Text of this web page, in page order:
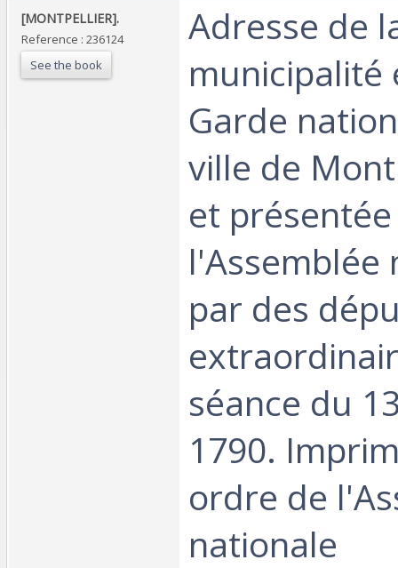
‎[MONTPELLIER]. ‎
Reference : 236124
See the book
‎Adresse de
municipalité
Garde
ville de
et
l'Assemblée
par des
séance du
1790.
ordre de
nationale‎